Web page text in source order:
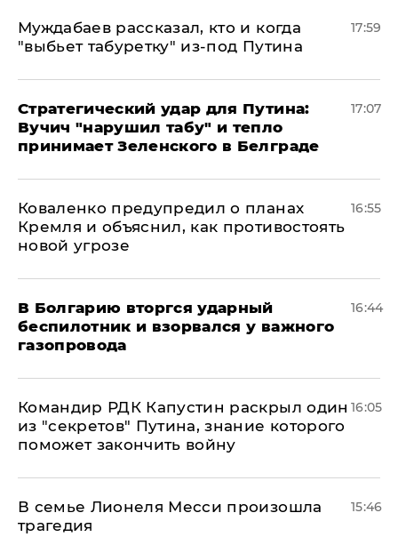
Муждабаев рассказал, кто и когда
"выбьет табуретку" из-под Путина
17:59
Стратегический удар для Путина:
Вучич "нарушил табу" и тепло
принимает Зеленского в Белграде
17:07
Коваленко предупредил о планах
Кремля и объяснил, как противостоять
новой угрозе
16:55
В Болгарию вторгся ударный
беспилотник и взорвался у важного
газопровода
16:44
Командир РДК Капустин раскрыл один
из "секретов" Путина, знание которого
поможет закончить войну
16:05
В семье Лионеля Месси произошла
трагедия
15:46